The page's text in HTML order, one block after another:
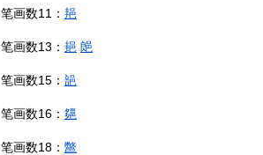
笔画数11： 邫
笔画数13： 郌 郒
笔画数15： 郶
笔画数16： 郺
笔画数18： 鄨